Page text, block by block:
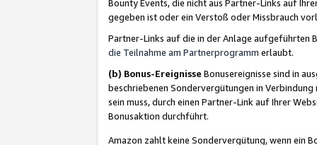
Bounty Events, die nicht aus Partner-Links auf
gegeben ist oder ein Verstoß oder Missbrauch
Partner-Links auf die in der Anlage aufgeführten
die Teilnahme am Partnerprogramm erlaubt.
(b) Bonus-Ereignisse Bonusereignisse sind in
beschriebenen Sondervergütungen in Verbindung
sein muss, durch einen Partner-Link auf Ihrer
Bonusaktion durchführt.
Amazon zahlt keine Sondervergütung, wenn ein